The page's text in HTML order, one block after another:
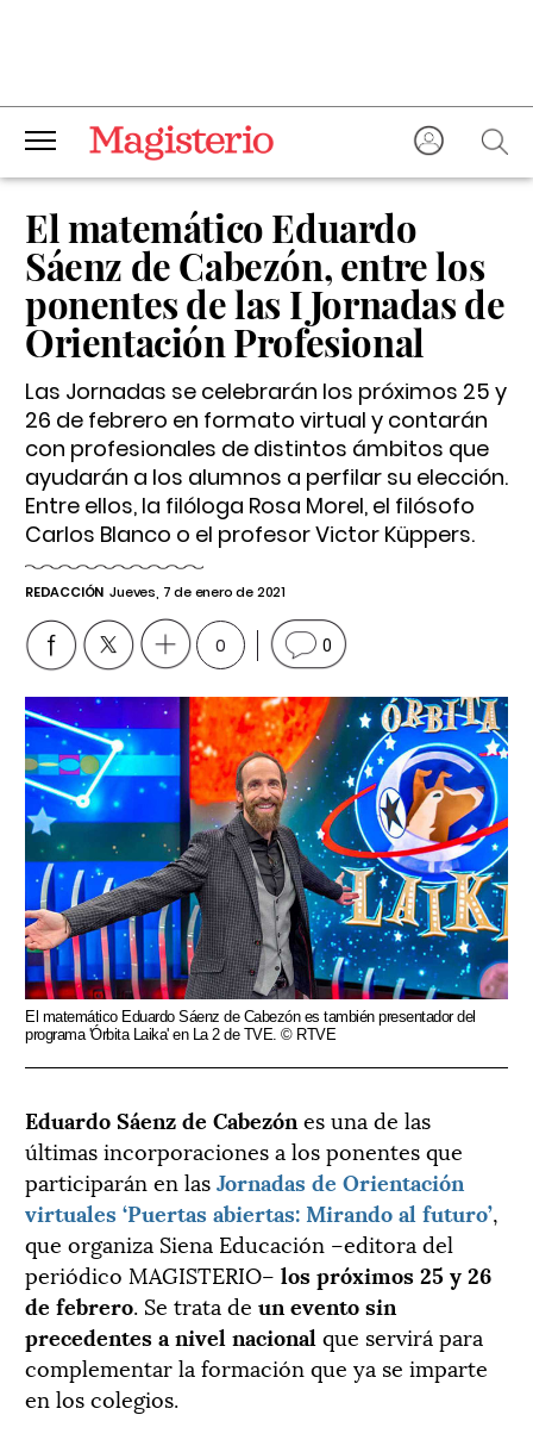
El matemático Eduardo
Sáenz de Cabezón, entre los
ponentes de las I Jornadas de
Orientación Profesional
Las Jornadas se celebrarán los próximos 25 y
26 de febrero en formato virtual y contarán
con profesionales de distintos ámbitos que
ayudarán a los alumnos a perfilar su elección.
Entre ellos, la filóloga Rosa Morel, el filósofo
Carlos Blanco o el profesor Victor Küppers.
REDACCIÓN Jueves, 7 de enero de 2021
0 0
El matemático Eduardo Sáenz de Cabezón es también presentador del
programa 'Órbita Laika' en La 2 de TVE. © RTVE
Eduardo Sáenz de Cabezón es una de las
últimas incorporaciones a los ponentes que
participarán en lasJornadas de Orientación
virtuales ‘Puertas abiertas: Mirando al futuro’,
que organiza Siena Educación –editora del
periódico MAGISTERIO– los próximos 25 y 26
de febrero. Se trata de un evento sin
precedentes a nivel nacional que servirá para
complementar la formación que ya se imparte
en los colegios.